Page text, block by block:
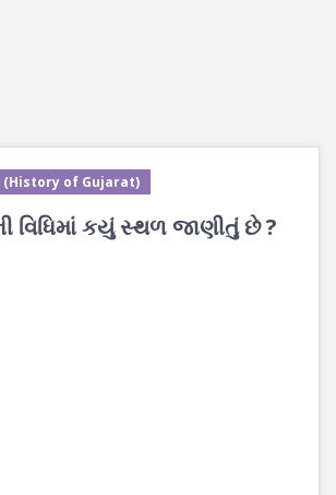
(History of Gujarat)
વિધિમાં કયું સ્થળ જાણીતું છે ?